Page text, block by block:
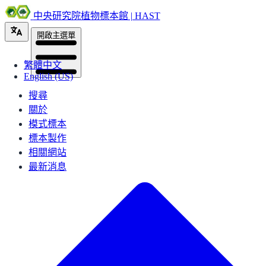
中央研究院植物標本館 | HAST
繁體中文
English (US)
開啟主選單
搜尋
關於
模式標本
標本製作
相關網站
最新消息